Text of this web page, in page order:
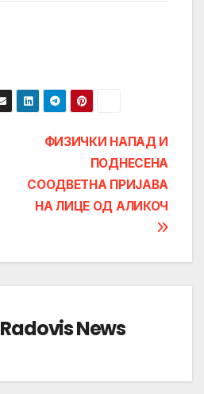
ФИЗИЧКИ НАПАД И
ПОДНЕСЕНА
СООДВЕТНА ПРИЈАВА
НА ЛИЦЕ ОД АЛИКОЧ
Radovis News